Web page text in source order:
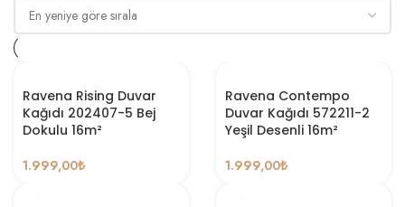
Ravena Rising Duvar
Kağıdı 202407-5 Bej
Dokulu 16m²
1.999,00₺
Ravena Contempo
Duvar Kağıdı 572211-2
Yeşil Desenli 16m²
1.999,00₺